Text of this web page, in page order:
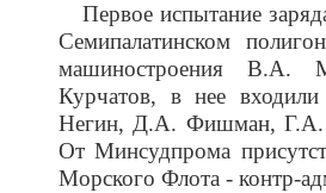
Первое испытание
Семипалатинском
машиностроения В.А.
Курчатов, в нее
Негин, Д.А. Фишман,
От Минсудпрома
Морского Флота - контр-